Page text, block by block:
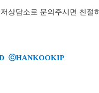
상담소로 문의주시면 친절
ⓒHANKOOKIP